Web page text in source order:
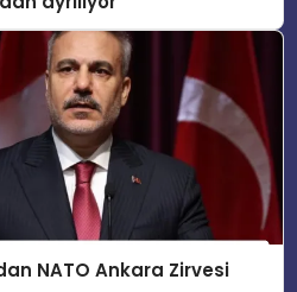
NATO Ankara Zirvesi